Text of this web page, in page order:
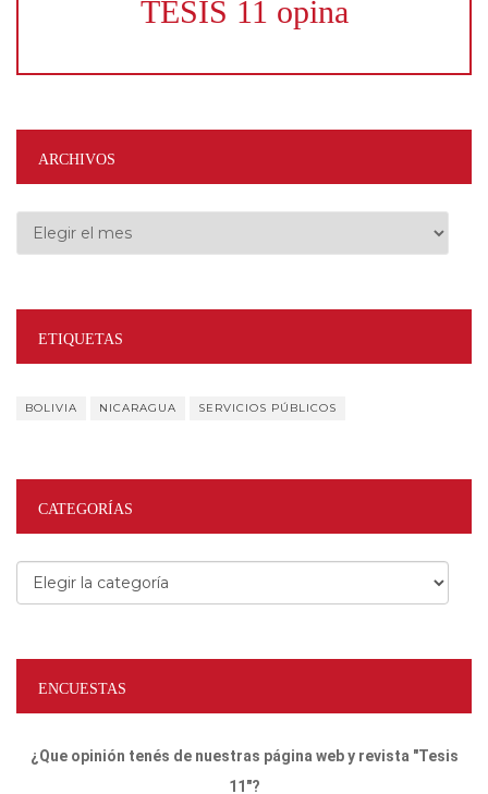
TESIS 11 opina
ARCHIVOS
Archivos
ETIQUETAS
BOLIVIA NICARAGUA SERVICIOS PÚBLICOS
CATEGORÍAS
Categorías
ENCUESTAS
¿Que opinión tenés de nuestras página web y revista "Tesis
11"?